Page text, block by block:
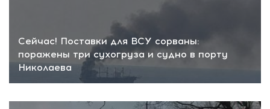
Сейчас! Поставки для ВСУ сорваны:
поражены три сухогруза и судно в порту
Николаева